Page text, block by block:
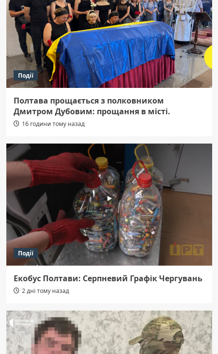
Події
Полтава прощається з полковником
Дмитром Дубовим: прощання в місті.
16 години тому назад
Події
Екобус Полтави: Серпневий Графік Чергувань
2 дні тому назад